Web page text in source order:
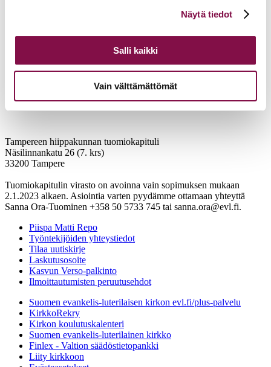
linkistä.
Näytä tiedot
Salli kaikki
Vain välttämättömät
Tampereen hiippakunnan tuomiokapituli
Näsilinnankatu 26 (7. krs)
33200 Tampere
Tuomiokapitulin virasto on avoinna vain sopimuksen mukaan
2.1.2023 alkaen. Asiointia varten pyydämme ottamaan yhteyttä
Sanna Ora-Tuominen +358 50 5733 745 tai sanna.ora@evl.fi.
Piispa Matti Repo
Työntekijöiden yhteystiedot
Tilaa uutiskirje
Laskutusosoite
Kasvun Verso-palkinto
Ilmoittautumisten peruutusehdot
Suomen evankelis-luterilaisen kirkon evl.fi/plus-palvelu
KirkkoRekry
Kirkon koulutuskalenteri
Suomen evankelis-luterilainen kirkko
Finlex - Valtion säädöstietopankki
Liity kirkkoon